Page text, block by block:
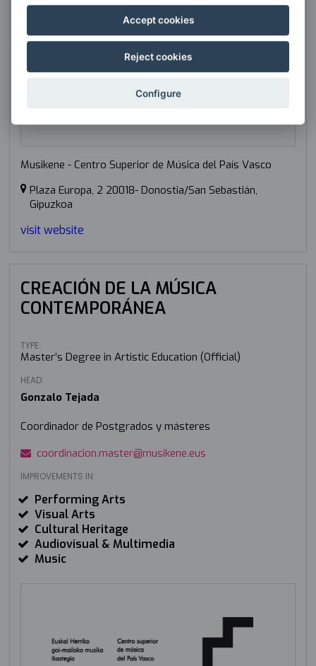
Musikene - Centro Superior de Música del País Vasco
Plaza Europa, 2 20018- Donostia/San Sebastián,
Gipuzkoa
visit website
CREACIÓN DE LA MÚSICA
CONTEMPORÁNEA
TYPE:
Master’s Degree in Artistic Education (Official)
HEAD:
Gonzalo Tejada
Coordinador de Postgrados y másteres
coordinacion.master@musikene.eus
IMPROVEMENTS IN:
Performing Arts
Visual Arts
Cultural Heritage
Audiovisual & Multimedia
Music
Accept cookies
Reject cookies
Configure